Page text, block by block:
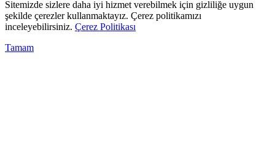
Sitemizde sizlere daha iyi hizmet verebilmek için gizliliğe uygun
şekilde çerezler kullanmaktayız. Çerez politikamızı
inceleyebilirsiniz. Çerez Politikası
Tamam